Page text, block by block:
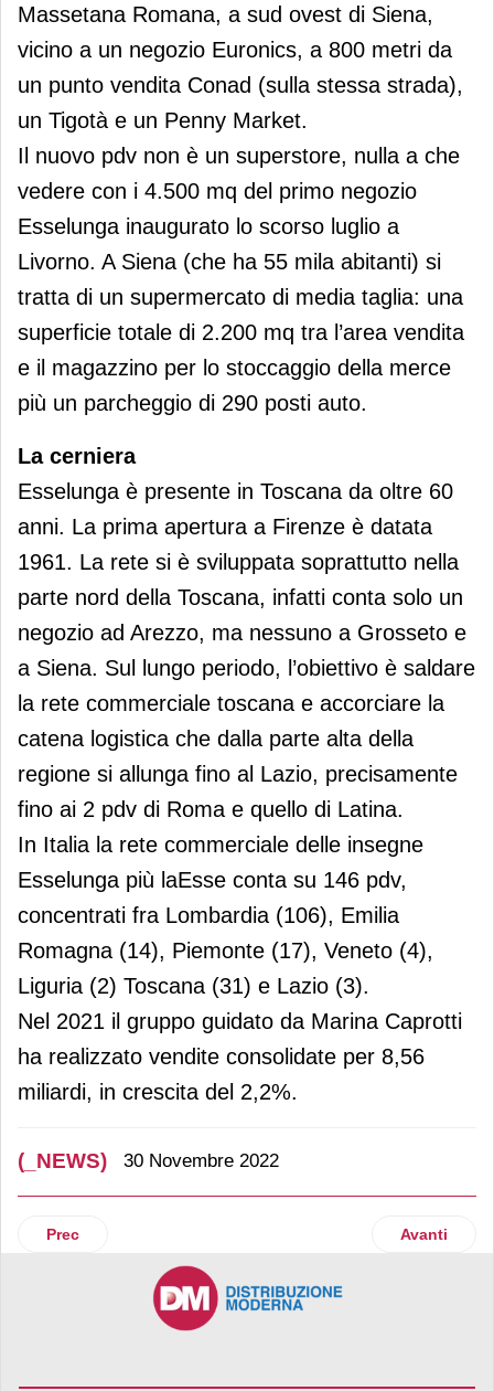
Massetana Romana, a sud ovest di Siena,
vicino a un negozio Euronics, a 800 metri da
un punto vendita Conad (sulla stessa strada),
un Tigotà e un Penny Market.
Il nuovo pdv non è un superstore, nulla a che
vedere con i 4.500 mq del primo negozio
Esselunga inaugurato lo scorso luglio a
Livorno. A Siena (che ha 55 mila abitanti) si
tratta di un supermercato di media taglia: una
superficie totale di 2.200 mq tra l’area vendita
e il magazzino per lo stoccaggio della merce
più un parcheggio di 290 posti auto.
La cerniera
Esselunga è presente in Toscana da oltre 60
anni. La prima apertura a Firenze è datata
1961. La rete si è sviluppata soprattutto nella
parte nord della Toscana, infatti conta solo un
negozio ad Arezzo, ma nessuno a Grosseto e
a Siena. Sul lungo periodo, l’obiettivo è saldare
la rete commerciale toscana e accorciare la
catena logistica che dalla parte alta della
regione si allunga fino al Lazio, precisamente
fino ai 2 pdv di Roma e quello di Latina.
In Italia la rete commerciale delle insegne
Esselunga più laEsse conta su 146 pdv,
concentrati fra Lombardia (106), Emilia
Romagna (14), Piemonte (17), Veneto (4),
Liguria (2) Toscana (31) e Lazio (3).
Nel 2021 il gruppo guidato da Marina Caprotti
ha realizzato vendite consolidate per 8,56
miliardi, in crescita del 2,2%.
(_NEWS) 30 Novembre 2022
Articolo precedente: Warsteiner entra nel mondo delle Ipa
Prec Articolo
Avanti